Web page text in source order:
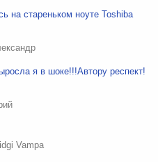
на стареньком ноуте Toshiba
я в шоке!!!Автору респект!
Vampa